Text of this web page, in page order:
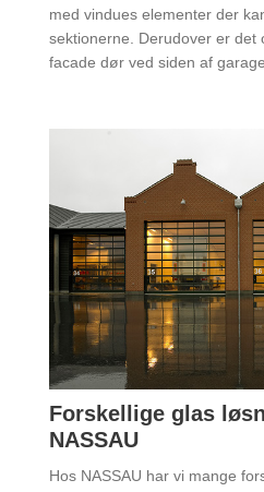
med vindues elementer der
sektionerne. Derudover er det
facade dør ved siden af
Forskellige glas
NASSAU
Hos NASSAU har vi mange